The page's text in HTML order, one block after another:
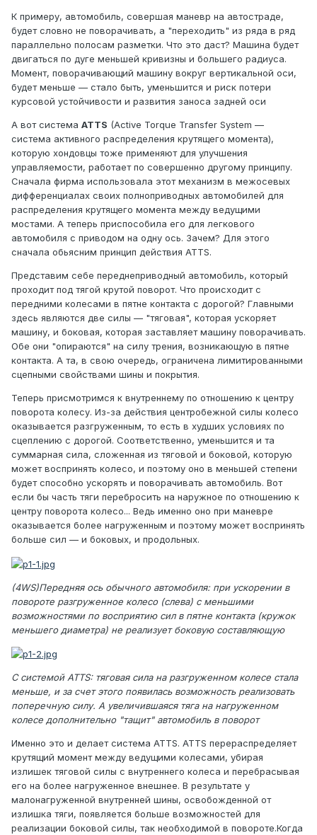
К примеру, автомобиль, совершая маневр на автостраде,
будет словно не поворачивать, а "переходить" из ряда в ряд
параллельно полосам разметки. Что это даст? Машина будет
двигаться по дуге меньшей кривизны и большего радиуса.
Момент, поворачивающий машину вокруг вертикальной оси,
будет меньше — стало быть, уменьшится и риск потери
курсовой устойчивости и развития заноса задней оси
А вот система ATTS (Active Torque Transfer System —
система активного распределения крутящего момента),
которую хондовцы тоже применяют для улучшения
управляемости, работает по совершенно другому принципу.
Сначала фирма использовала этот механизм в межосевых
дифференциалах своих полноприводных автомобилей для
распределения крутящего момента между ведущими
мостами. А теперь приспособила его для легкового
автомобиля с приводом на одну ось. Зачем? Для этого
сначала обьясним принцип действия ATTS.
Представим себе переднеприводный автомобиль, который
проходит под тягой крутой поворот. Что происходит с
передними колесами в пятне контакта с дорогой? Главными
здесь являются две силы — "тяговая", которая ускоряет
машину, и боковая, которая заставляет машину поворачивать.
Обе они "опираются" на силу трения, возникающую в пятне
контакта. А та, в свою очередь, ограничена лимитированными
сцепными свойствами шины и покрытия.
Теперь присмотримся к внутреннему по отношению к центру
поворота колесу. Из-за действия центробежной силы колесо
оказывается разгруженным, то есть в худших условиях по
сцеплению с дорогой. Соответственно, уменьшится и та
суммарная сила, сложенная из тяговой и боковой, которую
может воспринять колесо, и поэтому оно в меньшей степени
будет способно ускорять и поворачивать автомобиль. Вот
если бы часть тяги перебросить на наружное по отношению к
центру поворота колесо... Ведь именно оно при маневре
оказывается более нагруженным и поэтому может воспринять
больше сил — и боковых, и продольных.
(4WS)Передняя ось обычного автомобиля: при ускорении в
повороте разгруженное колесо (слева) с меньшими
возможностями по восприятию сил в пятне контакта (кружок
меньшего диаметра) не реализует боковую составляющую
С системой ATTS: тяговая сила на разгруженном колесе стала
меньше, и за счет этого появилась возможность реализовать
поперечную силу. А увеличившаяся тяга на нагруженном
колесе дополнительно "тащит" автомобиль в поворот
Именно это и делает система ATTS. ATTS перераспределяет
крутящий момент между ведущими колесами, убирая
излишек тяговой силы с внутреннего колеса и перебрасывая
его на более нагруженное внешнее. В результате у
малонагруженной внутренней шины, освобожденной от
излишка тяги, появляется больше возможностей для
реализации боковой силы, так необходимой в повороте.Когда